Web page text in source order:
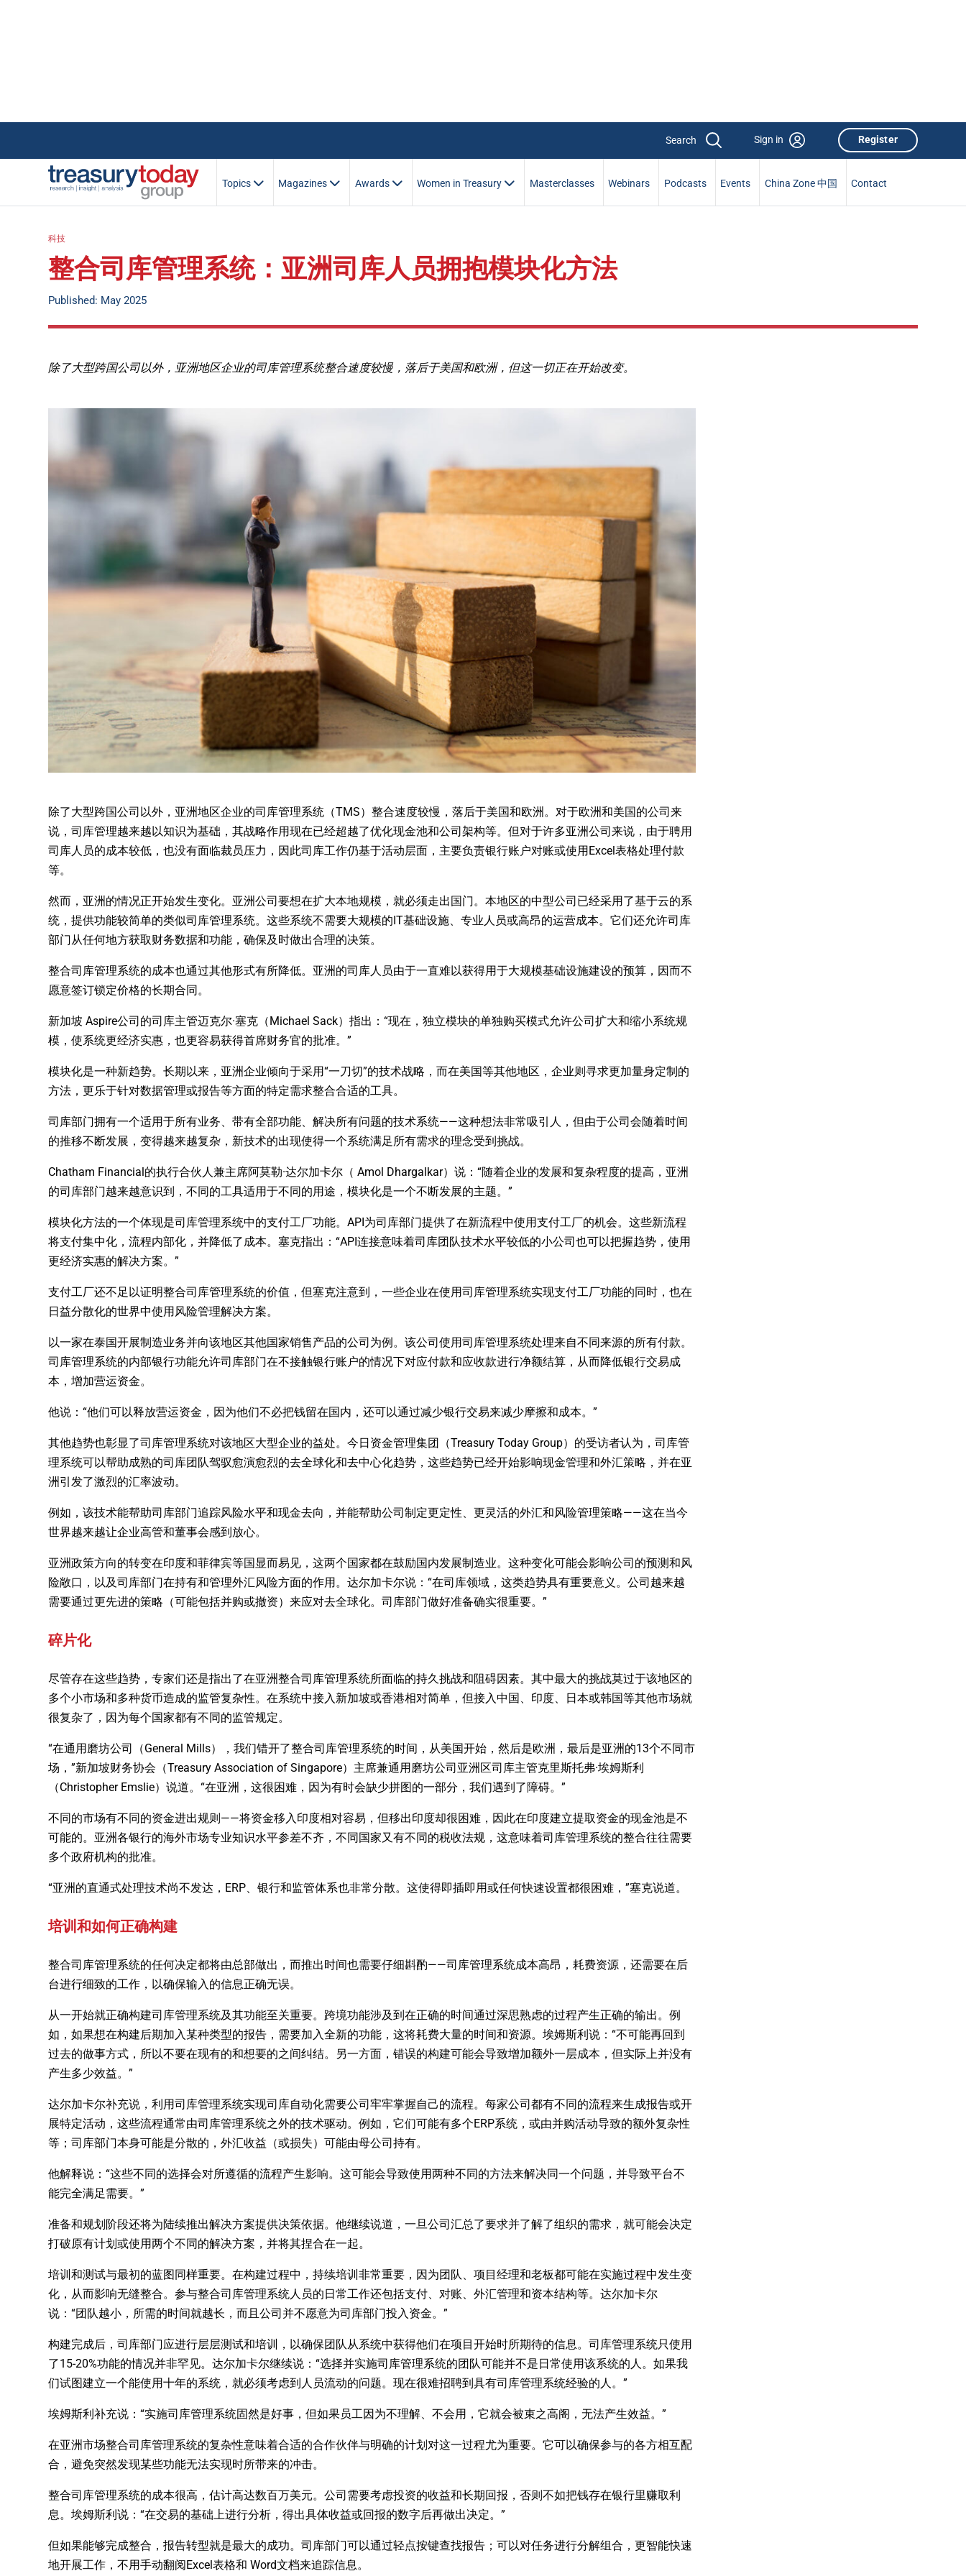
Sign in Register
Topics Magazines Awards Women in Treasury Masterclasses Webinars Podcasts Events China Zone 中国 Contact
科技
整合司库管理系统：亚洲司库人员拥抱模块化方法
Published: May 2025
除了大型跨国公司以外，亚洲地区企业的司库管理系统整合速度较慢，落后于美国和欧洲，但这一切正在开始改变。
除了大型跨国公司以外，亚洲地区企业的司库管理系统（TMS）整合速度较慢，落后于美国和欧洲。对于欧洲和美国的公司来
说，司库管理越来越以知识为基础，其战略作用现在已经超越了优化现金池和公司架构等。但对于许多亚洲公司来说，由于聘用
司库人员的成本较低，也没有面临裁员压力，因此司库工作仍基于活动层面，主要负责银行账户对账或使用Excel表格处理付款
等。
然而，亚洲的情况正开始发生变化。亚洲公司要想在扩大本地规模，就必须走出国门。本地区的中型公司已经采用了基于云的系
统，提供功能较简单的类似司库管理系统。这些系统不需要大规模的IT基础设施、专业人员或高昂的运营成本。它们还允许司库
部门从任何地方获取财务数据和功能，确保及时做出合理的决策。
整合司库管理系统的成本也通过其他形式有所降低。亚洲的司库人员由于一直难以获得用于大规模基础设施建设的预算，因而不
愿意签订锁定价格的长期合同。
新加坡 Aspire公司的司库主管迈克尔·塞克（Michael Sack）指出：“现在，独立模块的单独购买模式允许公司扩大和缩小系统规
模，使系统更经济实惠，也更容易获得首席财务官的批准。”
模块化是一种新趋势。长期以来，亚洲企业倾向于采用“一刀切”的技术战略，而在美国等其他地区，企业则寻求更加量身定制的
方法，更乐于针对数据管理或报告等方面的特定需求整合合适的工具。
司库部门拥有一个适用于所有业务、带有全部功能、解决所有问题的技术系统——这种想法非常吸引人，但由于公司会随着时间
的推移不断发展，变得越来越复杂，新技术的出现使得一个系统满足所有需求的理念受到挑战。
Chatham Financial的执行合伙人兼主席阿莫勒·达尔加卡尔（ Amol Dhargalkar）说：“随着企业的发展和复杂程度的提高，亚洲
的司库部门越来越意识到，不同的工具适用于不同的用途，模块化是一个不断发展的主题。”
模块化方法的一个体现是司库管理系统中的支付工厂功能。API为司库部门提供了在新流程中使用支付工厂的机会。这些新流程
将支付集中化，流程内部化，并降低了成本。塞克指出：“API连接意味着司库团队技术水平较低的小公司也可以把握趋势，使用
更经济实惠的解决方案。”
支付工厂还不足以证明整合司库管理系统的价值，但塞克注意到，一些企业在使用司库管理系统实现支付工厂功能的同时，也在
日益分散化的世界中使用风险管理解决方案。
以一家在泰国开展制造业务并向该地区其他国家销售产品的公司为例。该公司使用司库管理系统处理来自不同来源的所有付款。
司库管理系统的内部银行功能允许司库部门在不接触银行账户的情况下对应付款和应收款进行净额结算，从而降低银行交易成
本，增加营运资金。
他说：“他们可以释放营运资金，因为他们不必把钱留在国内，还可以通过减少银行交易来减少摩擦和成本。”
其他趋势也彰显了司库管理系统对该地区大型企业的益处。今日资金管理集团（Treasury Today Group）的受访者认为，司库管
理系统可以帮助成熟的司库团队驾驭愈演愈烈的去全球化和去中心化趋势，这些趋势已经开始影响现金管理和外汇策略，并在亚
洲引发了激烈的汇率波动。
例如，该技术能帮助司库部门追踪风险水平和现金去向，并能帮助公司制定更定性、更灵活的外汇和风险管理策略——这在当今
世界越来越让企业高管和董事会感到放心。
亚洲政策方向的转变在印度和菲律宾等国显而易见，这两个国家都在鼓励国内发展制造业。这种变化可能会影响公司的预测和风
险敞口，以及司库部门在持有和管理外汇风险方面的作用。达尔加卡尔说：“在司库领域，这类趋势具有重要意义。公司越来越
需要通过更先进的策略（可能包括并购或撤资）来应对去全球化。司库部门做好准备确实很重要。”
碎片化
尽管存在这些趋势，专家们还是指出了在亚洲整合司库管理系统所面临的持久挑战和阻碍因素。其中最大的挑战莫过于该地区的
多个小市场和多种货币造成的监管复杂性。在系统中接入新加坡或香港相对简单，但接入中国、印度、日本或韩国等其他市场就
很复杂了，因为每个国家都有不同的监管规定。
“在通用磨坊公司（General Mills），我们错开了整合司库管理系统的时间，从美国开始，然后是欧洲，最后是亚洲的13个不同市
场，”新加坡财务协会（Treasury Association of Singapore）主席兼通用磨坊公司亚洲区司库主管克里斯托弗·埃姆斯利
（Christopher Emslie）说道。“在亚洲，这很困难，因为有时会缺少拼图的一部分，我们遇到了障碍。”
不同的市场有不同的资金进出规则——将资金移入印度相对容易，但移出印度却很困难，因此在印度建立提取资金的现金池是不
可能的。亚洲各银行的海外市场专业知识水平参差不齐，不同国家又有不同的税收法规，这意味着司库管理系统的整合往往需要
多个政府机构的批准。
“亚洲的直通式处理技术尚不发达，ERP、银行和监管体系也非常分散。这使得即插即用或任何快速设置都很困难，”塞克说道。
培训和如何正确构建
整合司库管理系统的任何决定都将由总部做出，而推出时间也需要仔细斟酌——司库管理系统成本高昂，耗费资源，还需要在后
台进行细致的工作，以确保输入的信息正确无误。
从一开始就正确构建司库管理系统及其功能至关重要。跨境功能涉及到在正确的时间通过深思熟虑的过程产生正确的输出。例
如，如果想在构建后期加入某种类型的报告，需要加入全新的功能，这将耗费大量的时间和资源。埃姆斯利说：“不可能再回到
过去的做事方式，所以不要在现有的和想要的之间纠结。另一方面，错误的构建可能会导致增加额外一层成本，但实际上并没有
产生多少效益。”
达尔加卡尔补充说，利用司库管理系统实现司库自动化需要公司牢牢掌握自己的流程。每家公司都有不同的流程来生成报告或开
展特定活动，这些流程通常由司库管理系统之外的技术驱动。例如，它们可能有多个ERP系统，或由并购活动导致的额外复杂性
等；司库部门本身可能是分散的，外汇收益（或损失）可能由母公司持有。
他解释说：“这些不同的选择会对所遵循的流程产生影响。这可能会导致使用两种不同的方法来解决同一个问题，并导致平台不
能完全满足需要。”
准备和规划阶段还将为陆续推出解决方案提供决策依据。他继续说道，一旦公司汇总了要求并了解了组织的需求，就可能会决定
打破原有计划或使用两个不同的解决方案，并将其捏合在一起。
培训和测试与最初的蓝图同样重要。在构建过程中，持续培训非常重要，因为团队、项目经理和老板都可能在实施过程中发生变
化，从而影响无缝整合。参与整合司库管理系统人员的日常工作还包括支付、对账、外汇管理和资本结构等。达尔加卡尔
说：“团队越小，所需的时间就越长，而且公司并不愿意为司库部门投入资金。”
构建完成后，司库部门应进行层层测试和培训，以确保团队从系统中获得他们在项目开始时所期待的信息。司库管理系统只使用
了15-20%功能的情况并非罕见。达尔加卡尔继续说：“选择并实施司库管理系统的团队可能并不是日常使用该系统的人。如果我
们试图建立一个能使用十年的系统，就必须考虑到人员流动的问题。现在很难招聘到具有司库管理系统经验的人。”
埃姆斯利补充说：“实施司库管理系统固然是好事，但如果员工因为不理解、不会用，它就会被束之高阁，无法产生效益。”
在亚洲市场整合司库管理系统的复杂性意味着合适的合作伙伴与明确的计划对这一过程尤为重要。它可以确保参与的各方相互配
合，避免突然发现某些功能无法实现时所带来的冲击。
整合司库管理系统的成本很高，估计高达数百万美元。公司需要考虑投资的收益和长期回报，否则不如把钱存在银行里赚取利
息。埃姆斯利说：“在交易的基础上进行分析，得出具体收益或回报的数字后再做出决定。”
但如果能够完成整合，报告转型就是最大的成功。司库部门可以通过轻点按键查找报告；可以对任务进行分解组合，更智能快速
地开展工作，不用手动翻阅Excel表格和 Word文档来追踪信息。